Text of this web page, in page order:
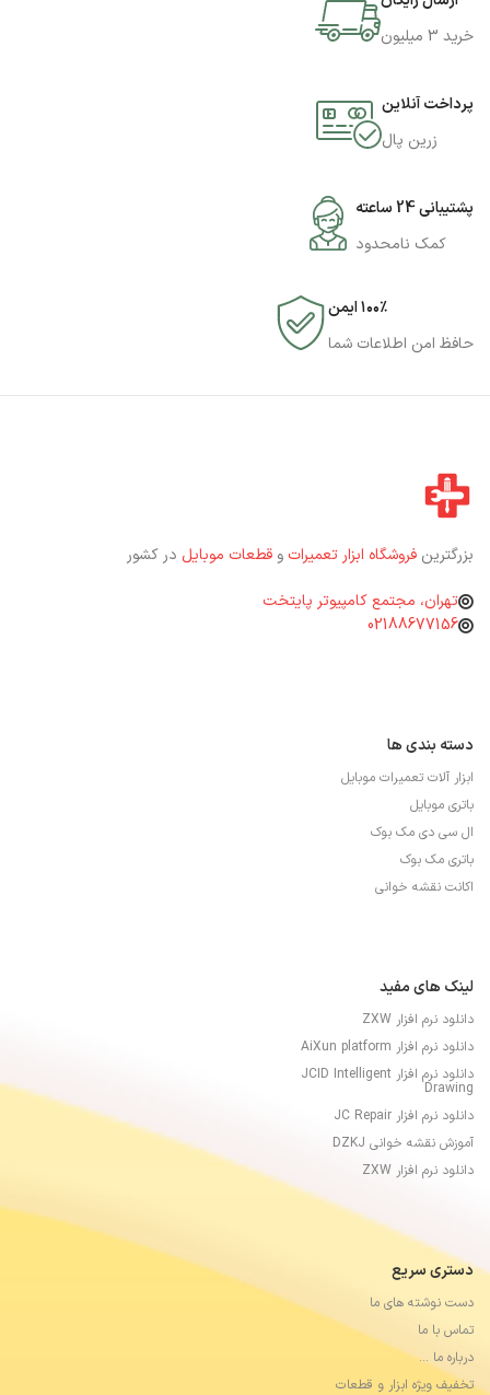
خرید 3 میلیون
پرداخت آنلاین
زرین پال
پشتیبانی 24 ساعته
کمک نامحدود
۱۰۰٪ ایمن
حافظ امن اطلاعات شما
بزرگترین فروشگاه ابزار تعمیرات و قطعات موبایل در کشور
تهران، مجتمع کامپیوتر پایتخت
02188677156
دسته بندی ها
ابزار آلات تعمیرات موبایل
باتری موبایل
ال سی دی مک بوک
باتری مک بوک
اکانت نقشه خوانی
لینک های مفید
دانلود نرم افزار ZXW
دانلود نرم افزار AiXun platform
دانلود نرم افزار JCID Intelligent
Drawing
دانلود نرم افزار JC Repair
آموزش نقشه خوانی DZKJ
دانلود نرم افزار ZXW
دستری سریع
دست نوشته های ما
تماس با ما
درباره ما …
تخفیف ویژه ابزار و قطعات